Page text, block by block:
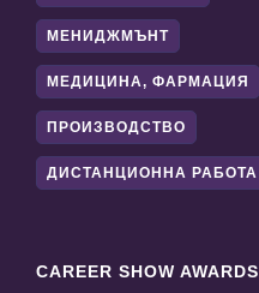
МЕНИДЖМЪНТ
МЕДИЦИНА, ФАРМАЦИЯ
ПРОИЗВОДСТВО
ДИСТАНЦИОННА РАБОТА
CAREER SHOW AWARDS